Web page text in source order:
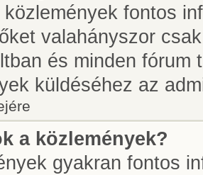
fontos
valahányszor
és minden fórum
küldéséhez az
a közlemények?
gyakran fontos